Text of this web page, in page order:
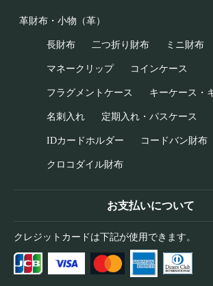
革財布・小物（革）
長財布 二つ折り財布 ミニ財布
マネークリップ コインケース
フラグメントケース キーケース・
名刺入れ 定期入れ・パスケース
IDカードホルダー コードバン財布
クロコダイル財布
お支払いについて
クレジットカードは下記が使用できます。